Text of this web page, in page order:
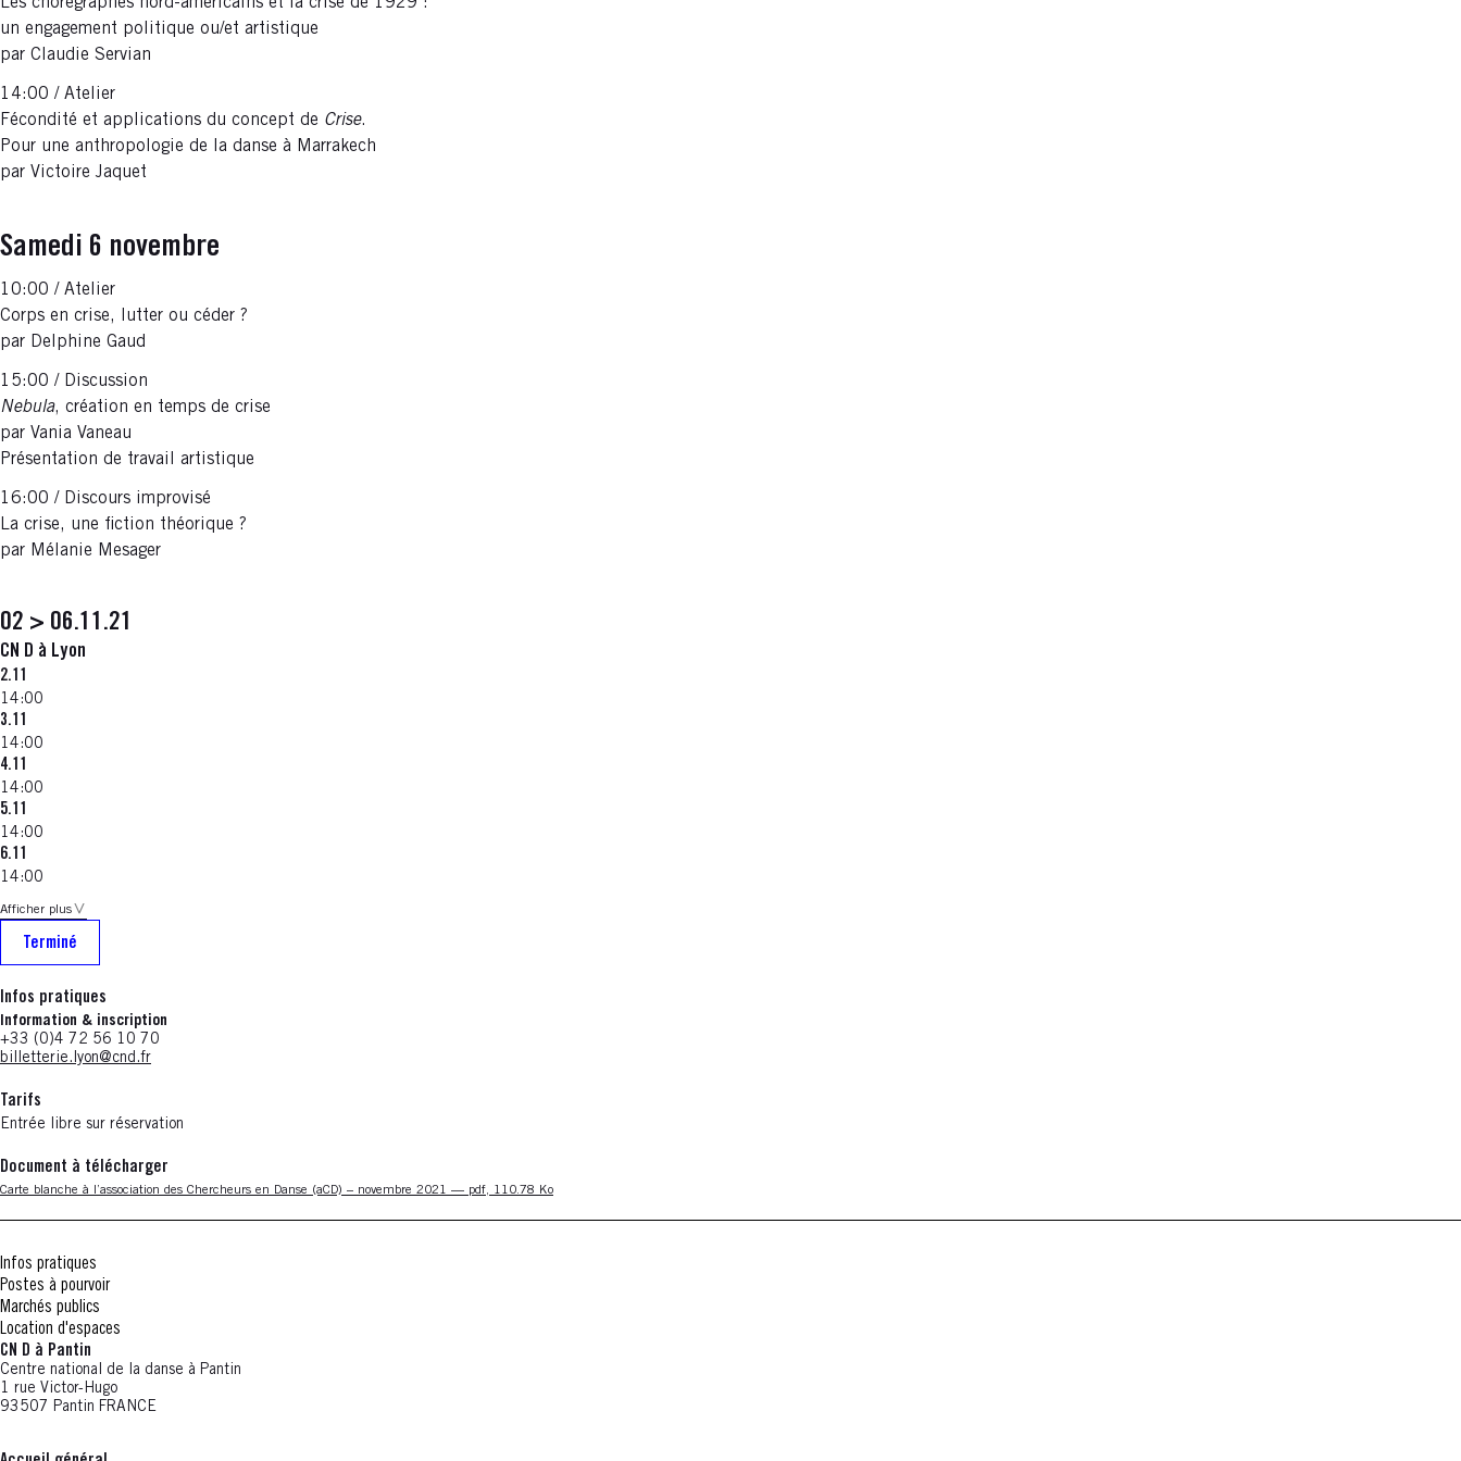
un engagement politique ou/et artistique
par Claudie Servian
14:00 / Atelier
Fécondité et applications du concept de Crise.
Pour une anthropologie de la danse à Marrakech
par Victoire Jaquet
Samedi 6 novembre
10:00 / Atelier
Corps en crise, lutter ou céder ?
par Delphine Gaud
15:00 / Discussion
Nebula, création en temps de crise
par Vania Vaneau
Présentation de travail artistique
16:00 / Discours improvisé
La crise, une fiction théorique ?
par Mélanie Mesager
02 > 06.11.21
CN D à Lyon
2.11
14:00
3.11
14:00
4.11
14:00
5.11
14:00
6.11
14:00
Afficher plus
Terminé
Infos pratiques
Information & inscription
+33 (0)4 72 56 10 70
billetterie.lyon@cnd.fr
Tarifs
Entrée libre sur réservation
Document à télécharger
Nouvelle fenêtre
Carte blanche à l’association des Chercheurs en Danse (aCD) – novembre 2021 — pdf, 110.78 Ko
Infos pratiques
Postes à pourvoir
Marchés publics
Location d'espaces
CN D à Pantin
Centre national de la danse à Pantin
1 rue Victor-Hugo
93507 Pantin FRANCE